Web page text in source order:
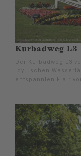
Kurbadweg L3
Der Kurbadweg L3
idyllischen
entspannten Flair